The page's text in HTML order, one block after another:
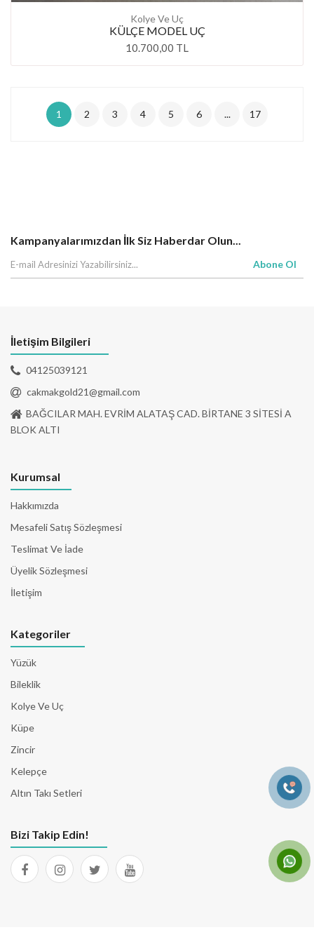
Kolye Ve Uç
KÜLÇE MODEL UÇ
10.700,00 TL
1 2 3 4 5 6 ... 17
Kampanyalarımızdan İlk Siz Haberdar Olun...
Abone Ol
İletişim Bilgileri
04125039121
cakmakgold21@gmail.com
BAĞCILAR MAH. EVRİM ALATAŞ CAD. BİRTANE 3 SİTESİ A
BLOK ALTI
Kurumsal
Hakkımızda
Mesafeli Satış Sözleşmesi
Teslimat Ve İade
Üyelik Sözleşmesi
İletişim
Kategoriler
Yüzük
Bileklik
Kolye Ve Uç
Küpe
Zincir
Kelepçe
Altın Takı Setleri
Bizi Takip Edin!